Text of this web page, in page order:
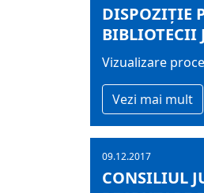
DISPOZIȚIE
BIBLIOTECII
Vizualizare
Vezi mai mult
09.12.2017
CONSILIUL